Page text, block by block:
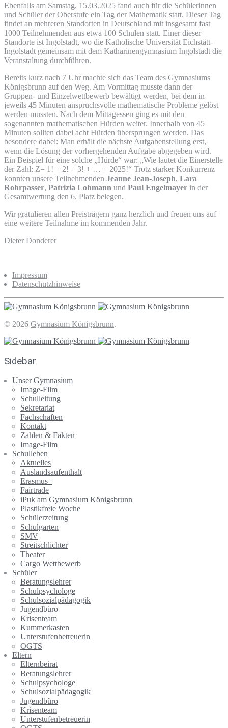
Ebenfalls am Samstag, 15.03.2025 fand auch für die Schülerinnen
und Schüler der Oberstufe ein Tag der Mathematik statt. Dieser Tag
findet an mehreren Standorten in Deutschland mit insgesamt fast
1000 Teilnehmenden aus etwa 100 Schulen statt. Einer dieser
Standorte ist Ingolstadt, wo die Katholische Universität Eichstätt-
Ingolstadt gemeinsam mit dem Katharinengymnasium Ingolstadt die
Veranstaltung durchführen.
Bereits kurz nach 7 Uhr machte sich das Team des Gymnasiums
Königsbrunn auf den Weg. Am Vormittag musste dann der
Gruppen- und Einzelwettbewerb bewältigt werden, bei dem in
jeweils 45 Minuten anspruchsvolle mathematische Probleme gelöst
werden mussten. Nach dem Mittagessen ging es mit den
sogenannten mathematischen Hürden weiter. Innerhalb von 45
Minuten sollten dabei acht Hürden übersprungen werden. Das
besondere dabei: Man erhält die nächste Aufgabenstellung erst,
wenn die Lösung der vorhergehenden Aufgabe abgegeben wird.
Ein Beispiel für eine solche „Hürde“ war: „Wie lautet die Einerstelle
der Zahl: Z= 1! + 2! + 3! + … + 2025!“ Trotz starker Konkurrenz
konnten unsere Teilnehmenden Jeanne Jean-Joseph, Lara
Rohrpasser, Patrizia Lohmann und Paul Engelmayer in der
Gesamtwertung den 6. Platz belegen.
Wir gratulieren allen Preisträgern ganz herzlich und freuen uns auf
eine weitere Teilnahme im kommenden Jahr.
Dieter Donderer
Impressum
Datenschutzhinweise
© 2026 Gymnasium Königsbrunn.
Sidebar
Unser Gymnasium
Image-Film
Schulleitung
Sekretariat
Fachschaften
Kontakt
Zahlen & Fakten
Image-Film
Schulleben
Aktuelles
Auslandsaufenthalt
Erasmus+
Fairtrade
iPuk am Gymnasium Königsbrunn
Plastikfreie Woche
Schülerzeitung
Schulgarten
SMV
Streitschlichter
Theater
Cargo Wettbewerb
Schüler
Beratungslehrer
Schulpsychologe
Schulsozialpädagogik
Jugendbüro
Krisenteam
Kummerkasten
Unterstufenbetreuerin
OGTS
Eltern
Elternbeirat
Beratungslehrer
Schulpsychologe
Schulsozialpädagogik
Jugendbüro
Krisenteam
Unterstufenbetreuerin